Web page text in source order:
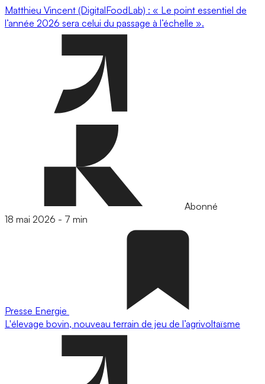
Matthieu Vincent (DigitalFoodLab) : « Le point essentiel de
l’année 2026 sera celui du passage à l’échelle ».
Abonné
18 mai 2026 - 7 min
Presse Energie
L'élevage bovin, nouveau terrain de jeu de l’agrivoltaïsme